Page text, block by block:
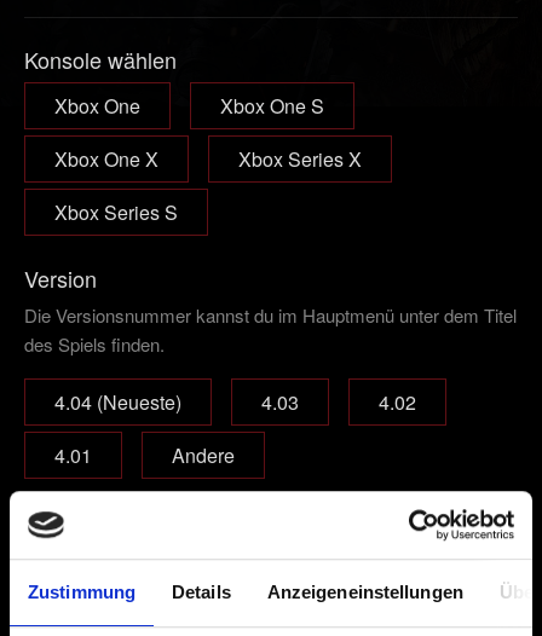
Zustimmung Details Anzeigeneinstellungen
Konsole wählen
Xbox One
Xbox One S
Xbox One X
Xbox Series X
Xbox Series S
Version
Die Versionsnummer kannst du im Hauptmenü unter dem Titel
des Spiels finden.
4.04 (Neueste) 4.03
4.02
4.01
Andere
Welche Edition des Spiels spielst du?
Grundspiel
Grundspiel + Erweiterungen